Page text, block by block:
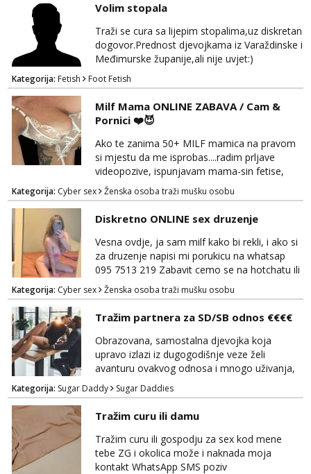
Volim stopala
Traži se cura sa lijepim stopalima,uz diskretan
dogovor.Prednost djevojkama iz Varaždinske i
Međimurske županije,ali nije uvjet:)
Kategorija: Fetish Foot Fetish
Milf Mama ONLINE ZABAVA / Cam &
Pornici ❤️😈
Ako te zanima 50+ MILF mamica na pravom
si mjestu da me isprobas....radim prljave
videopozive, ispunjavam mama-sin fetise,
dominacija, hotchat, saljem ti svoje gole
slikice i videe ako zelis, a mozes i dobiti gacice
od mamice ako me zamolis... 🔥🫦 NE RADIM
UZIVO...Javi se na wapp 091 548 3275,
mamica te ceka da ispunim sve tvoje zelje 😽
Kategorija: Cyber sex Ženska osoba traži mušku osobu
Diskretno ONLINE sex druzenje
Vesna ovdje, ja sam milf kako bi rekli, i ako si
za druzenje napisi mi porukicu na whatsap
095 7513 219 Zabavit cemo se na hotchatu ili
videopozivu a saljem i gacice i gole slikice :)
NE UZIVO!
Kategorija: Cyber sex Ženska osoba traži mušku osobu
Tražim partnera za SD/SB odnos €€€€
Obrazovana, samostalna djevojka koja
upravo izlazi iz dugogodišnje veze želi
avanturu ovakvog odnosa i mnogo uživanja,
poklona, pažnje i putovanja. Moguća i
poslovna saradnja ako nam se interesi
poklapaju. Mnogo senzualnosti i lijepe
energije. Javite mi se sa opisom što opširnijim
jer od toga ovisi da li ću odgovoriti. Isključivo
tražim nekoga za duži vremenski period.
Naravno njegovanog i galantn...
Kategorija: Sugar Daddy Sugar Daddies
Tražim curu ili damu
Tražim curu ili gospodju za sex kod mene
tebe ZG i okolica može i naknada moja
kontakt WhatsApp SMS poziv